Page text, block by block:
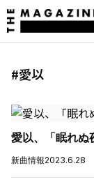
#愛以
愛以、「眠れぬ
新曲情報2023.6.28